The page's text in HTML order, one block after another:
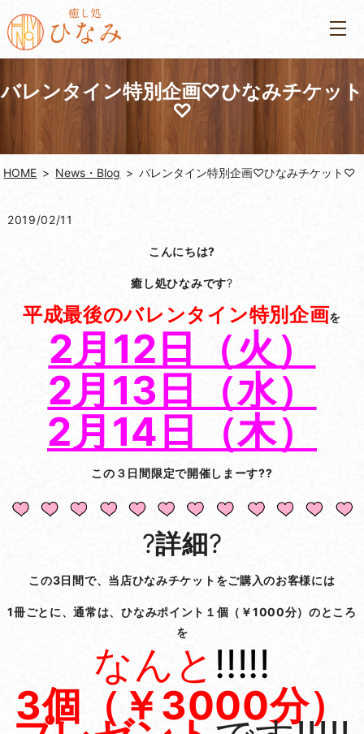
バレンタイン特別企画♡ひなみチケット
♡
HOME News・Blog バレンタイン特別企画♡ひなみチケット♡
2019/02/11
こんにちは?
癒し処ひなみです?
平成最後のバレンタイン特別企画を
2月12日（火）
2月13日（水）
2月14日（木）
この３日間限定で開催しまーす??
?詳細?
この3日間で、当店ひなみチケットをご購入のお客様には
1冊ごとに、通常は、ひなみポイント１個（￥1000分）のところ
を
なんと !!!!!
3個（￥3000分）